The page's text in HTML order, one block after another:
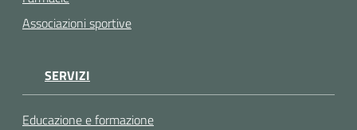
Associazioni sportive
SERVIZI
Educazione e formazione